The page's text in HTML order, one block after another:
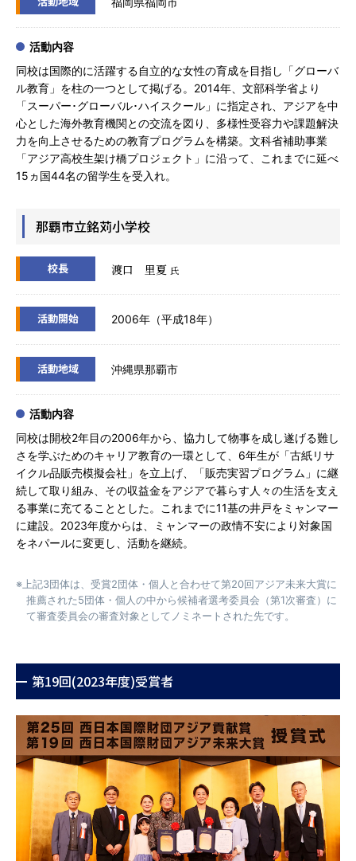
活動内容
同校は国際的に活躍する自立的な女性の育成を目指し「グローバ
ル教育」を柱の一つとして掲げる。2014年、文部科学省より
「スーパー･グローバル･ハイスクール」に指定され、アジアを中
心とした海外教育機関との交流を図り、多様性受容力や課題解決
力を向上させるための教育プログラムを構築。文科省補助事業
「アジア高校生架け橋プロジェクト」に沿って、これまでに延べ
15ヵ国44名の留学生を受入れ。
那覇市立銘苅小学校
校長 渡口 里夏 氏
活動開始 2006年（平成18年）
活動地域 沖縄県那覇市
活動内容
同校は開校2年目の2006年から、協力して物事を成し遂げる難し
さを学ぶためのキャリア教育の一環として、6年生が「古紙リサ
イクル品販売模擬会社」を立上げ、「販売実習プログラム」に継
続して取り組み、その収益金をアジアで暮らす人々の生活を支え
る事業に充てることとした。これまでに11基の井戸をミャンマー
に建設。2023年度からは、ミャンマーの政情不安により対象国
をネパールに変更し、活動を継続。
※上記3団体は、受賞2団体・個人と合わせて第20回アジア未来大賞に
推薦された5団体・個人の中から候補者選考委員会（第1次審査）に
て審査委員会の審査対象としてノミネートされた先です。
第19回(2023年度)受賞者